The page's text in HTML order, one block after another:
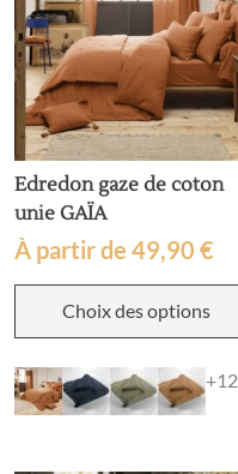
Edredon gaze de coton
unie GAÏA
À partir de 49,90 €
Choix des options
+12